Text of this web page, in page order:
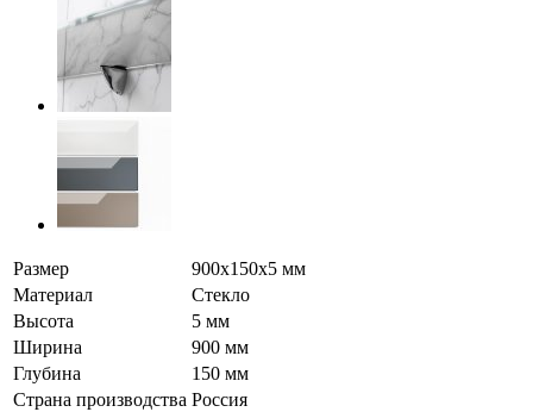
Размер
900x150x5 мм
Материал
Стекло
Высота
5 мм
Ширина
900 мм
Глубина
150 мм
Страна производства Россия